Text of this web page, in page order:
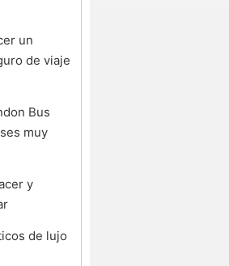
un
de viaje
Bus
muy
y
de lujo